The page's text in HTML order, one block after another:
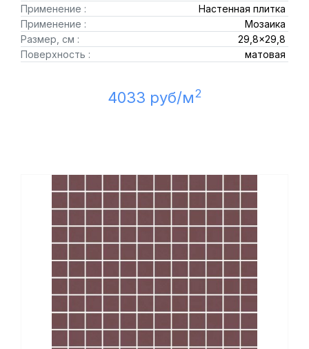
Применение :
Настенная плитка
Применение :
Мозаика
Размер, см :
29,8x29,8
Поверхность :
матовая
4033 руб/м2